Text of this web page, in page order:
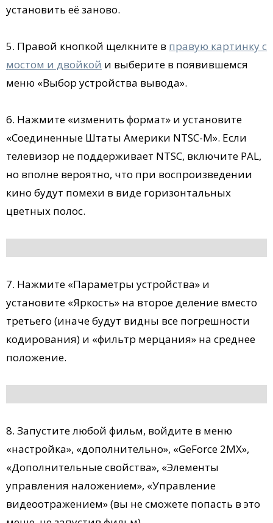
установить её заново.
5. Правой кнопкой щелкните в правую картинку с
мостом и двойкой и выберите в появившемся
меню «Выбор устройства вывода».
6. Нажмите «изменить формат» и установите
«Соединенные Штаты Америки NTSC-M». Если
телевизор не поддерживает NTSC, включите PAL,
но вполне вероятно, что при воспроизведении
кино будут помехи в виде горизонтальных
цветных полос.
7. Нажмите «Параметры устройства» и
установите «Яркость» на второе деление вместо
третьего (иначе будут видны все погрешности
кодирования) и «фильтр мерцания» на среднее
положение.
8. Запустите любой фильм, войдите в меню
«настройка», «дополнительно», «GeForce 2MX»,
«Дополнительные свойства», «Элементы
управления наложением», «Управление
видеоотражением» (вы не сможете попасть в это